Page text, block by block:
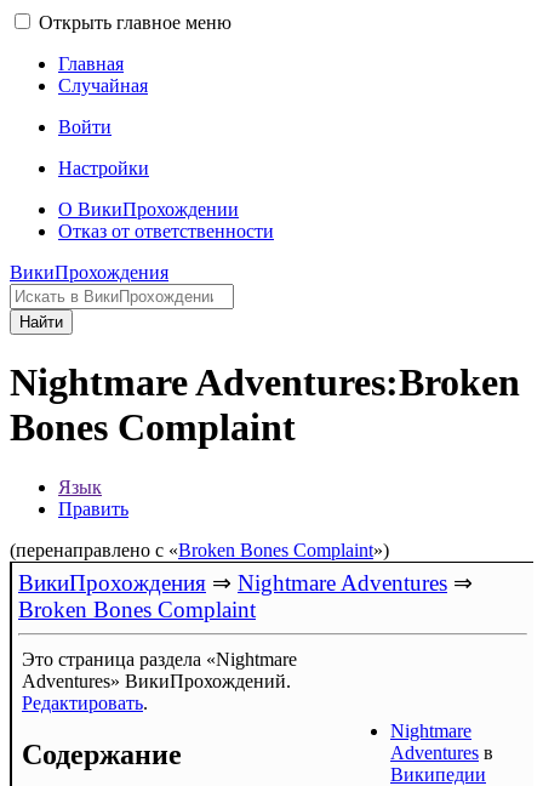
Открыть главное меню
Главная
Случайная
Войти
Настройки
О ВикиПрохождении
Отказ от ответственности
ВикиПрохождения
Найти
Nightmare Adventures:Broken
Bones Complaint
Язык
Править
(перенаправлено с «Broken Bones Complaint»)
ВикиПрохождения ⇒ Nightmare Adventures ⇒
Broken Bones Complaint
Это страница раздела «Nightmare
Adventures» ВикиПрохождений.
Редактировать.
Содержание
Nightmare
Adventures в
Википедии